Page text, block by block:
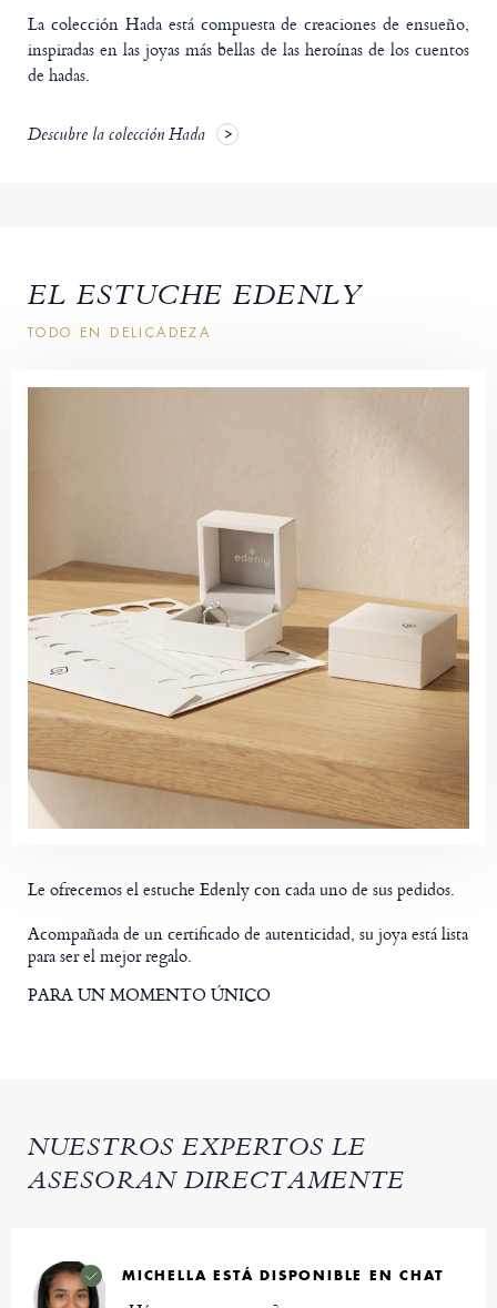
La colección Hada está compuesta de creaciones de ensueño,
inspiradas en las joyas más bellas de las heroínas de los cuentos
de hadas.
Descubre la colección Hada
EL ESTUCHE EDENLY
TODO EN DELICADEZA
Le ofrecemos el estuche Edenly con cada uno de sus pedidos.
Acompañada de un certificado de autenticidad, su joya está lista
para ser el mejor regalo.
PARA UN MOMENTO ÚNICO
NUESTROS EXPERTOS LE
ASESORAN DIRECTAMENTE
MICHELLA ESTÁ DISPONIBLE EN CHAT